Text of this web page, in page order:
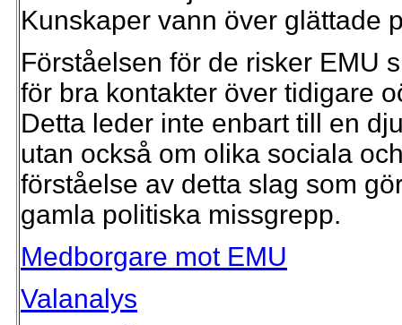
Kunskaper vann över glättade
Förståelsen för de risker EMU
för bra kontakter över tidigare
Detta leder inte enbart till en
utan också om olika sociala
förståelse av detta slag som
gamla politiska missgrepp.
Medborgare mot EMU
Valanalys